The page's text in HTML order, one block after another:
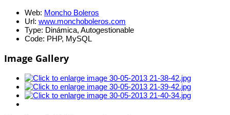
Web: Moncho Boleros
Url: www.monchoboleros.com
Type: Dinámica, Autogestionable
Code: PHP, MySQL
Image Gallery